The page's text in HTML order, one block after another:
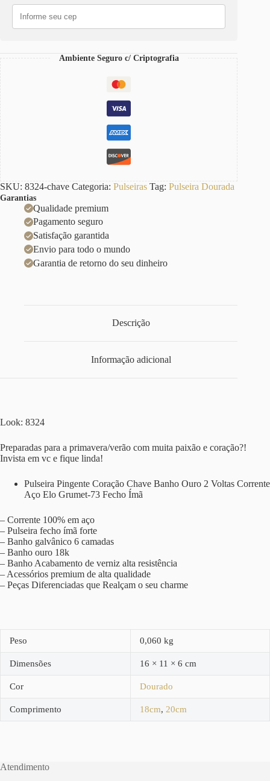
Voltas
Corrente
Aço
Ambiente Seguro c/ Criptografia
SKU: 8324-chave Categoria: Pulseiras Tag: Pulseira Dourada
Garantias
Qualidade premium
Pagamento seguro
Satisfação garantida
Envio para todo o mundo
Garantia de retorno do seu dinheiro
Descrição
Informação adicional
Look: 8324
Preparadas para a primavera/verão com muita paixão e coração?!
Invista em vc e fique linda!
Pulseira Pingente Coração Chave Banho Ouro 2 Voltas Corrente
Aço Elo Grumet-73 Fecho Ímã
– Corrente 100% em aço
– Pulseira fecho ímã forte
– Banho galvânico 6 camadas
– Banho ouro 18k
– Banho Acabamento de verniz alta resistência
– Acessórios premium de alta qualidade
– Peças Diferenciadas que Realçam o seu charme
Peso 0,060 kg
Dimensões 16 × 11 × 6 cm
Cor Dourado
Comprimento 18cm, 20cm
Atendimento